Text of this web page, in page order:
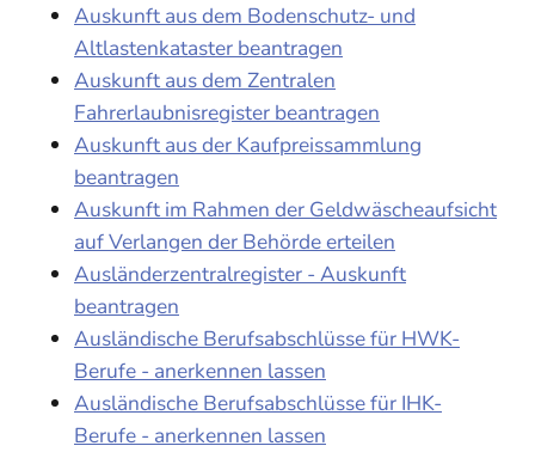
Auskunft aus dem Bodenschutz- und
Altlastenkataster beantragen
Auskunft aus dem Zentralen
Fahrerlaubnisregister beantragen
Auskunft aus der Kaufpreissammlung
beantragen
Auskunft im Rahmen der Geldwäscheaufsicht
auf Verlangen der Behörde erteilen
Ausländerzentralregister - Auskunft
beantragen
Ausländische Berufsabschlüsse für HWK-
Berufe - anerkennen lassen
Ausländische Berufsabschlüsse für IHK-
Berufe - anerkennen lassen